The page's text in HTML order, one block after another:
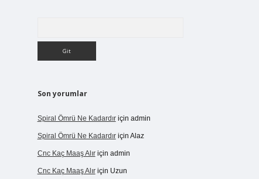
Son yorumlar
Spiral Ömrü Ne Kadardıriçin admin
Spiral Ömrü Ne Kadardıriçin Alaz
Cnc Kaç Maaş Alıriçin admin
Cnc Kaç Maaş Alıriçin Uzun